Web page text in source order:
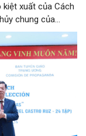
xuất của Cách
chung của
5/8, tại Hà Nội,
với Ban Tuyên
“Tuyển tập các
Ruz” gồm 24